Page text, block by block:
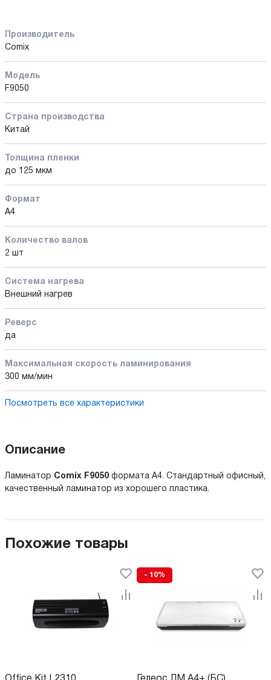
Производитель
Comix
Модель
F9050
Страна производства
Китай
Толщина пленки
до 125 мкм
Формат
A4
Количество валов
2 шт
Cистема нагрева
Внешний нагрев
Реверс
да
Максимальная скорость ламинирования
300 мм/мин
Посмотреть все характеристики
Описание
Ламинатор Comix F9050 формата А4. Стандартный офисный,
качественный ламинатор из хорошего пластика.
Похожие товары
- 10%